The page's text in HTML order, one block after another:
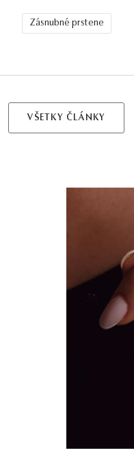
Zásnubné prstene
VŠETKY ČLÁNKY